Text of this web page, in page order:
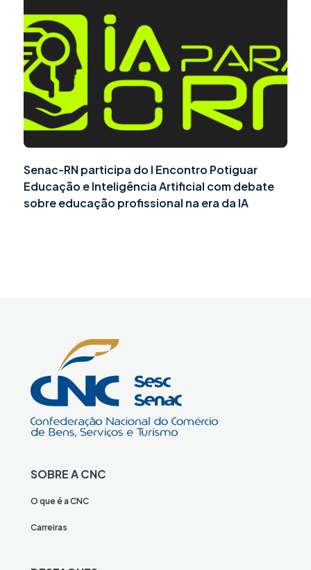
Senac-RN participa do I Encontro Potiguar
Educação e Inteligência Artificial com debate
sobre educação profissional na era da IA
SOBRE A CNC
O que é a CNC
Carreiras